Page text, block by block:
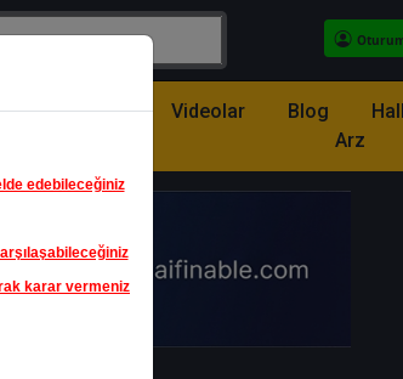
Partnerlerimiz Videolar Blog
Arz
edebileceğiniz
karar vermeniz